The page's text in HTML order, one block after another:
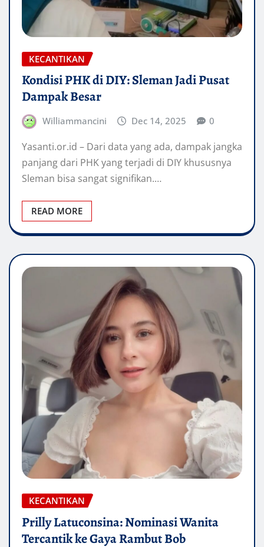
KECANTIKAN
Kondisi PHK di DIY: Sleman Jadi Pusat
Dampak Besar
Williammancini Dec 14, 2025 0
Yasanti.or.id – Dari data yang ada, dampak jangka
panjang dari PHK yang terjadi di DIY khususnya
Sleman bisa sangat signifikan.…
READ MORE
KECANTIKAN
Prilly Latuconsina: Nominasi Wanita
Tercantik ke Gaya Rambut Bob